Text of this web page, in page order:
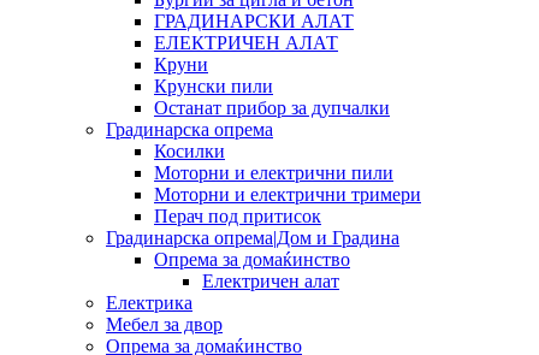
ГРАДИНАРСКИ АЛАТ
ЕЛЕКТРИЧЕН АЛАТ
Круни
Крунски пили
Останат прибор за дупчалки
Градинарска опрема
Косилки
Моторни и електрични пили
Моторни и електрични тримери
Перач под притисок
Градинарска опрема|Дом и Градина
Опрема за домаќинство
Електричен алат
Електрика
Мебел за двор
Опрема за домаќинство